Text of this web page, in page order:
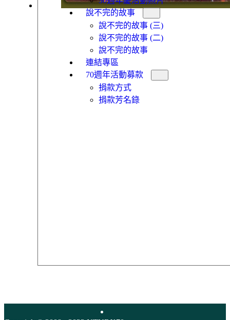
說不完的故事
說不完的故事 (三)
說不完的故事 (二)
說不完的故事
連結專區
70週年活動募款
捐款方式
捐款芳名錄